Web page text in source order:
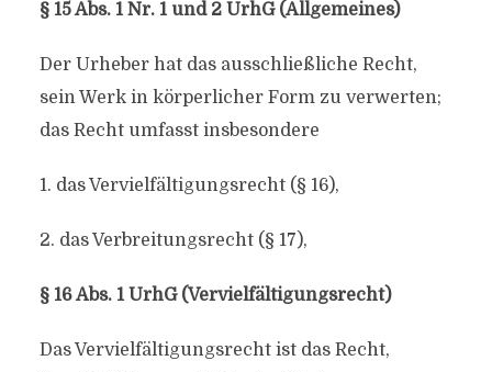
§ 15 Abs. 1 Nr. 1 und 2 UrhG (Allgemeines)
Der Urheber hat das ausschließliche Recht,
sein Werk in körperlicher Form zu verwerten;
das Recht umfasst insbesondere
1. das Vervielfältigungsrecht (§ 16),
2. das Verbreitungsrecht (§ 17),
§ 16 Abs. 1 UrhG (Vervielfältigungsrecht)
Das Vervielfältigungsrecht ist das Recht,